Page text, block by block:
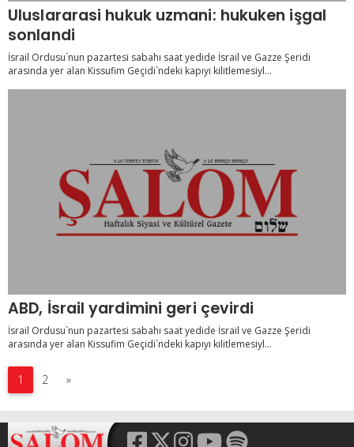
Uluslararasi hukuk uzmani: hukuken işgal
sonlandi
İsrail Ordusu`nun pazartesi sabahı saat yedide İsrail ve Gazze Şeridi
arasında yer alan Kissufim Geçidi`ndeki kapıyı kilitlemesiyl...
ABD, İsrail yardimini geri çevirdi
İsrail Ordusu`nun pazartesi sabahı saat yedide İsrail ve Gazze Şeridi
arasında yer alan Kissufim Geçidi`ndeki kapıyı kilitlemesiyl...
1 2 »